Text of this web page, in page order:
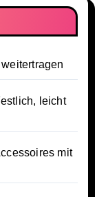
leicht
mit